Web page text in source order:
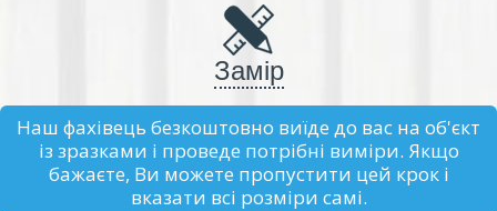
Замір
Наш фахівець безкоштовно виїде до вас на об'єкт
із зразками і проведе потрібні виміри. Якщо
бажаєте, Ви можете пропустити цей крок і
вказати всі розміри самі.